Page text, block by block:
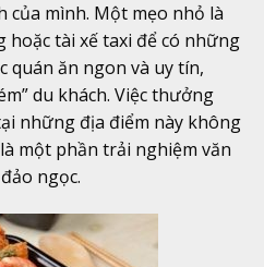
của mình. Một mẹo nhỏ là
tài xế taxi để có những
quán ăn ngon và uy tín,
du khách. Việc thưởng
những địa điểm này không
một phần trải nghiệm văn
ngọc.